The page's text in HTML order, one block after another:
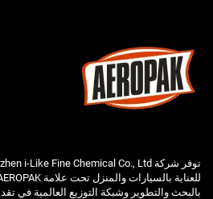
بالبحث والتطوير وشبكة التوزيع العالمية